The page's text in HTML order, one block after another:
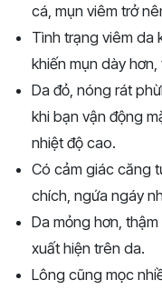
cá, mụn viêm trở
Tình trạng viêm da
khiến mụn dày
Da đỏ, nóng rát
khi bạn vận động
nhiệt độ cao.
Có cảm giác căng
chích, ngứa ngáy
Da mỏng hơn,
xuất hiện trên da.
Lông cũng mọc